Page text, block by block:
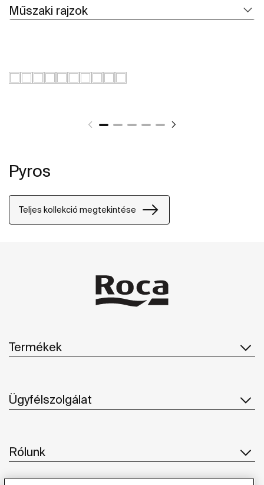
Műszaki rajzok
Pyros
Teljes kollekció megtekintése
Termékek
Ügyfélszolgálat
Rólunk